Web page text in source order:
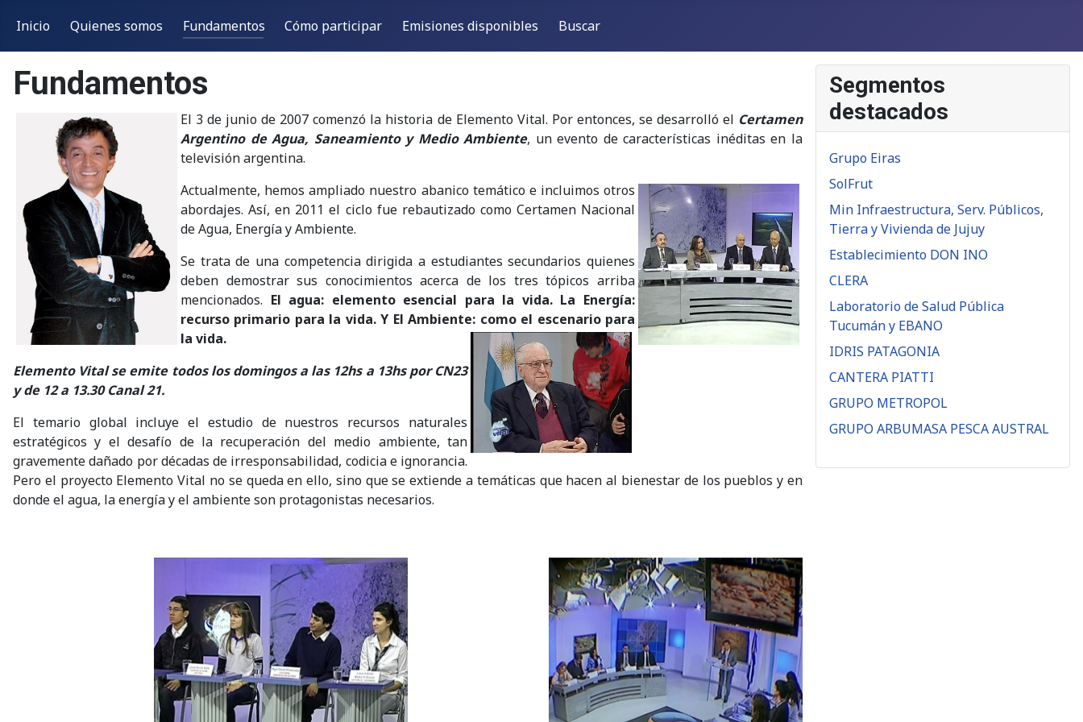
Inicio Quienes somos Fundamentos Cómo participar Emisiones disponibles Buscar
Fundamentos
El 3 de junio de 2007 comenzó la historia de Elemento Vital. Por entonces, se desarrolló el Certamen
Argentino de Agua, Saneamiento y Medio Ambiente, un evento de características inéditas en la
televisión argentina.
Actualmente, hemos ampliado nuestro abanico temático e incluimos otros
abordajes. Así, en 2011 el ciclo fue rebautizado como Certamen Nacional
de Agua, Energía y Ambiente.
Se trata de una competencia dirigida a estudiantes secundarios quienes
deben demostrar sus conocimientos acerca de los tres tópicos arriba
mencionados. El agua: elemento esencial para la vida. La Energía:
recurso primario para la vida. Y El Ambiente: como el escenario para
la vida.
Elemento Vital se emite todos los domingos a las 12hs a 13hs por CN23
y de 12 a 13.30 Canal 21.
El temario global incluye el estudio de nuestros recursos naturales
estratégicos y el desafío de la recuperación del medio ambiente, tan
gravemente dañado por décadas de irresponsabilidad, codicia e ignorancia.
Pero el proyecto Elemento Vital no se queda en ello, sino que se extiende a temáticas que hacen al bienestar de los pueblos y en
donde el agua, la energía y el ambiente son protagonistas necesarios.
Segmentos
destacados
Grupo Eiras
SolFrut
Min Infraestructura, Serv. Públicos,
Tierra y Vivienda de Jujuy
Establecimiento DON INO
CLERA
Laboratorio de Salud Pública
Tucumán y EBANO
IDRIS PATAGONIA
CANTERA PIATTI
GRUPO METROPOL
GRUPO ARBUMASA PESCA AUSTRAL